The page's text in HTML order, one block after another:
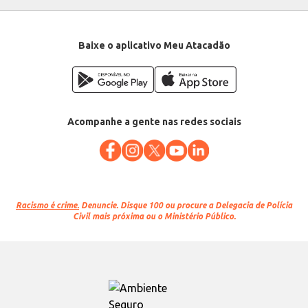
Baixe o aplicativo Meu Atacadão
Acompanhe a gente nas redes sociais
Racismo é crime. Denuncie. Disque 100 ou procure a Delegacia de Polícia
Civil mais próxima ou o Ministério Público.